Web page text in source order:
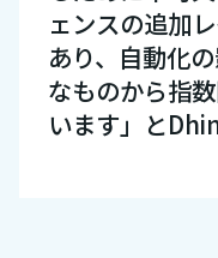
ェンスの追加
あり、自動化
なものから指
います」と